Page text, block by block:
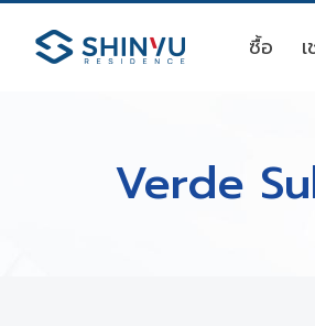
ซื้อ
Verde